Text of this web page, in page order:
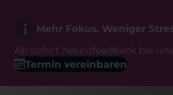
Mehr Fokus. Weniger
Ab sofort Neurofeedback bei
Termin vereinbaren